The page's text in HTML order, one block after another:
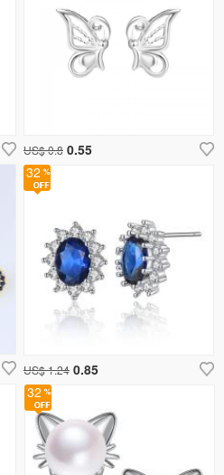
US$ 0.8 0.55
32
US$ 1.24 0.85
32